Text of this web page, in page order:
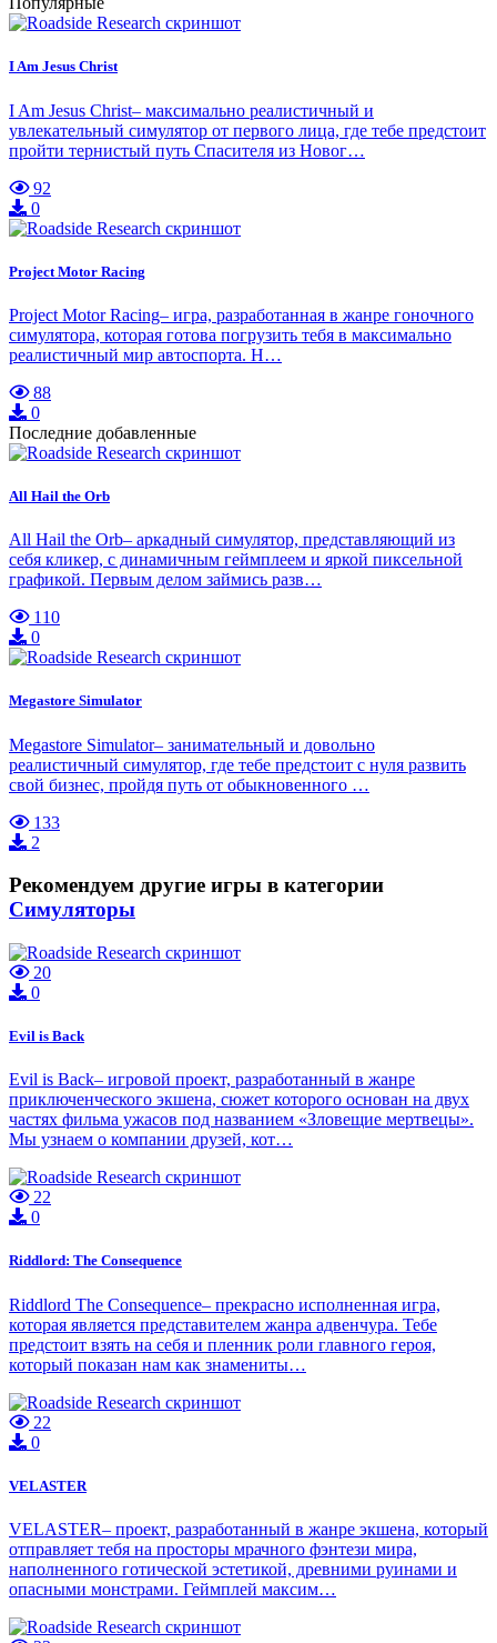
I Am Jesus Christ
I Am Jesus Christ– максимально реалистичный и
увлекательный симулятор от первого лица, где тебе предстоит
пройти тернистый путь Спасителя из Новог…
92
0
Project Motor Racing
Project Motor Racing– игра, разработанная в жанре гоночного
симулятора, которая готова погрузить тебя в максимально
реалистичный мир автоспорта. Н…
88
0
Последние добавленные
All Hail the Orb
All Hail the Orb– аркадный симулятор, представляющий из
себя кликер, с динамичным геймплеем и яркой пиксельной
графикой. Первым делом займись разв…
110
0
Megastore Simulator
Megastore Simulator– занимательный и довольно
реалистичный симулятор, где тебе предстоит с нуля развить
свой бизнес, пройдя путь от обыкновенного …
133
2
Рекомендуем другие игры в категории
Симуляторы
20
0
Evil is Back
Evil is Back– игровой проект, разработанный в жанре
приключенческого экшена, сюжет которого основан на двух
частях фильма ужасов под названием «Зловещие мертвецы».
Мы узнаем о компании друзей, кот…
22
0
Riddlord: The Consequence
Riddlord The Consequence– прекрасно исполненная игра,
которая является представителем жанра адвенчура. Тебе
предстоит взять на себя и пленник роли главного героя,
который показан нам как знамениты…
22
0
VELASTER
VELASTER– проект, разработанный в жанре экшена, который
отправляет тебя на просторы мрачного фэнтези мира,
наполненного готической эстетикой, древними руинами и
опасными монстрами. Геймплей максим…